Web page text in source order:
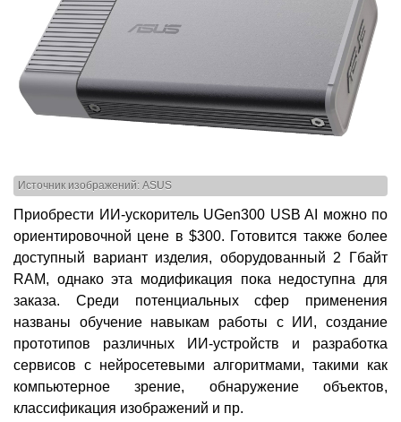
Источник изображений: ASUS
Приобрести ИИ-ускоритель UGen300 USB AI можно по
ориентировочной цене в $300. Готовится также более
доступный вариант изделия, оборудованный 2 Гбайт
RAM, однако эта модификация пока недоступна для
заказа. Среди потенциальных сфер применения
названы обучение навыкам работы с ИИ, создание
прототипов различных ИИ-устройств и разработка
сервисов с нейросетевыми алгоритмами, такими как
компьютерное зрение, обнаружение объектов,
классификация изображений и пр.